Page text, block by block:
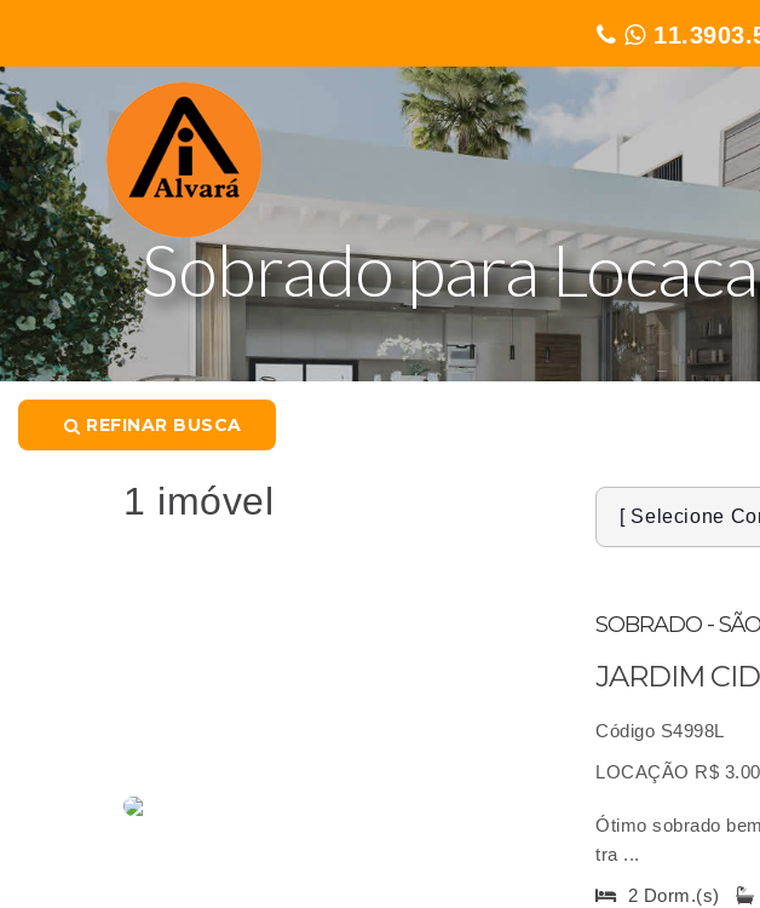
Sobrado para
REFINAR BUSCA
1 imóvel
SOBRADO -
JARDIM
Código S4998L
LOCAÇÃO R$
Ótimo sobrado
tra ...
2 Dorm.(s)